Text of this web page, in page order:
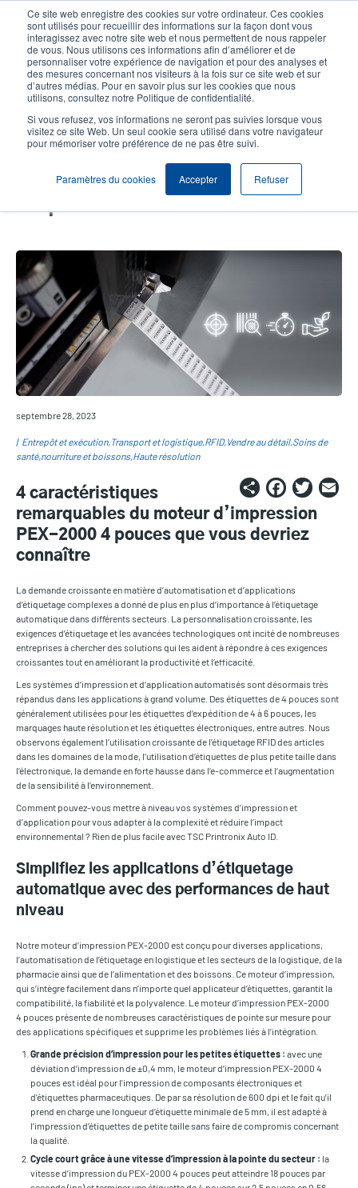
Ce site web enregistre des cookies sur votre ordinateur. Ces cookies
sont utilisés pour recueillir des informations sur la façon dont vous
interagissez avec notre site web et nous permettent de nous rappeler
de vous. Nous utilisons ces informations afin d’améliorer et de
personnaliser votre expérience de navigation et pour des analyses et
des mesures concernant nos visiteurs à la fois sur ce site web et sur
d’autres médias. Pour en savoir plus sur les cookies que nous
utilisons, consultez notre Politique de confidentialité.
Si vous refusez, vos informations ne seront pas suivies lorsque vous
visitez ce site Web. Un seul cookie sera utilisé dans votre navigateur
pour mémoriser votre préférence de ne pas être suivi.
Paramètres du cookies Accepter Refuser
contenu
principal
User
account
menu
User
Header
Sélection Produits Contact Commercial
Pourquoi mettre votre système
d’impression et d’application à
niveau afin d’automatiser les
étiquettes ?
septembre 28, 2023
Entrepôt et exécution Transport et logistique RFID Vendre au détail Soins de
santé nourriture et boissons Haute résolution
Share
4 caractéristiques
remarquables du moteur d’impression
PEX-2000 4 pouces que vous devriez
connaître
La demande croissante en matière d’automatisation et d’applications
d’étiquetage complexes a donné de plus en plus d’importance à l’étiquetage
automatique dans différents secteurs. La personnalisation croissante, les
exigences d’étiquetage et les avancées technologiques ont incité de nombreuses
entreprises à chercher des solutions qui les aident à répondre à ces exigences
croissantes tout en améliorant la productivité et l’efficacité.
Les systèmes d’impression et d’application automatisés sont désormais très
répandus dans les applications à grand volume. Des étiquettes de 4 pouces sont
généralement utilisées pour les étiquettes d’expédition de 4 à 6 pouces, les
marquages haute résolution et les étiquettes électroniques, entre autres. Nous
observons également l’utilisation croissante de l’étiquetage RFID des articles
dans les domaines de la mode, l’utilisation d’étiquettes de plus petite taille dans
l’électronique, la demande en forte hausse dans l’e-commerce et l’augmentation
de la sensibilité à l’environnement.
Comment pouvez-vous mettre à niveau vos systèmes d’impression et
d’application pour vous adapter à la complexité et réduire l’impact
environnemental ? Rien de plus facile avec TSC Printronix Auto ID.
Simplifiez les applications d’étiquetage
automatique avec des performances de haut
niveau
Notre moteur d’impression PEX-2000 est conçu pour diverses applications,
l’automatisation de l’étiquetage en logistique et les secteurs de la logistique, de la
pharmacie ainsi que de l’alimentation et des boissons. Ce moteur d’impression,
qui s’intègre facilement dans n’importe quel applicateur d’étiquettes, garantit la
compatibilité, la fiabilité et la polyvalence. Le moteur d’impression PEX-2000
4 pouces présente de nombreuses caractéristiques de pointe sur mesure pour
des applications spécifiques et supprime les problèmes liés à l’intégration.
Grande précision d’impression pour les petites étiquettes : avec une
déviation d’impression de ±0,4 mm, le moteur d’impression PEX-2000 4
pouces est idéal pour l'impression de composants électroniques et
d'étiquettes pharmaceutiques. De par sa résolution de 600 dpi et le fait qu’il
prend en charge une longueur d’étiquette minimale de 5 mm, il est adapté à
l’impression d’étiquettes de petite taille sans faire de compromis concernant
la qualité.
Cycle court grâce à une vitesse d’impression à la pointe du secteur : la
vitesse d’impression du PEX-2000 4 pouces peut atteindre 18 pouces par